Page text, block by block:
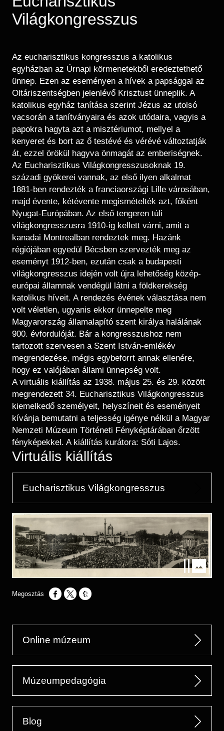
Régészet
Tagintézmények
Képcsarnok
Történeti Fényképtár
Adattár
Központi Könyvtár
Világkongresszus
Az eucharisztikus kongresszus a katolikus
egyházban az Úrnapi körmenetekből eredeztethető
ünnep. Ezen az eseményen a hívek a papsággal az
Oltáriszentségben jelenlévő Krisztust ünneplik. A
katolikus egyház tanítása szerint Jézus az utolsó
vacsorán a tanítványaira és azok utódaira, vagyis a
papokra hagyta azt a misztériumot, mellyel a
kenyeret és bort az ő testévé és vérévé változtatják
át, ezzel örökül hagyva önmagát az emberiségnek.
Az Eucharisztikus Világkongresszusoknak 19.
századi gyökerei vannak, az első ilyen alkalmat
1881-ben rendezték a franciaországi Lille városában,
majd évente, kétévente megismételték azt, főként
Nyugat-Európában. Az első tengeren túli
világkongresszusra 1910-ig kellett várni, amit a
kanadai Montrealban rendeztek meg. Hazánk
régiójában egyedül Bécsben szervezték meg az
eseményt 1912-ben, ezután csak a budapesti
világkongresszus idején volt újra lehetőség közép-
európai államnak vendégül látni a földkerekség
katolikus híveit. A rendezés évének választása nem
volt véletlen, ugyanis ekkor ünnepelte meg
Magyarország államalapító szent királya halálának
900. évfordulóját. Bár a kongresszushoz nem
tartozott szervesen a Szent István-emlékév
megrendezése, mégis egybeforrt annak ellenére,
hogy ez valójában állami ünnepség volt.
A virtuális kiállítás az 1938. május 25. és 29. között
megrendezett 34. Eucharisztikus Világkongresszus
kiemelkedő személyeit, helyszíneit és eseményeit
kívánja bemutatni a teljesség igénye nélkül a Magyar
Nemzeti Múzeum Történeti Fényképtárában őrzött
fényképekkel. A kiállítás kurátora: Sóti Lajos.
Virtuális kiállítás
Eucharisztikus Világkongresszus
Kép
Opens in a new window
Opens in a new window
Opens in a new window
Online múzeum
Múzeumpedagógia
Blog